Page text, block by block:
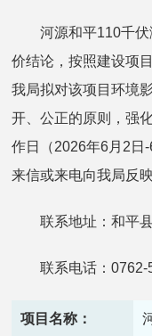
河源和平110千伏
价结论，按照建设项
我局拟对该项目环境
开、公正的原则，强
作日（2026年6月2日
来信或来电向我局反映
联系地址：和平县
联系电话：
项目名称：